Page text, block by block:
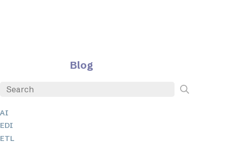
Blog
AI
EDI
ETL